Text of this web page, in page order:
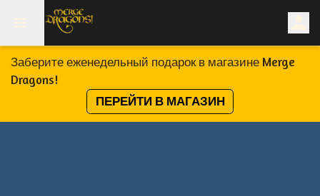
Заберите еженедельный подарок в магазине Merge
Dragons!
ПЕРЕЙТИ В МАГАЗИН